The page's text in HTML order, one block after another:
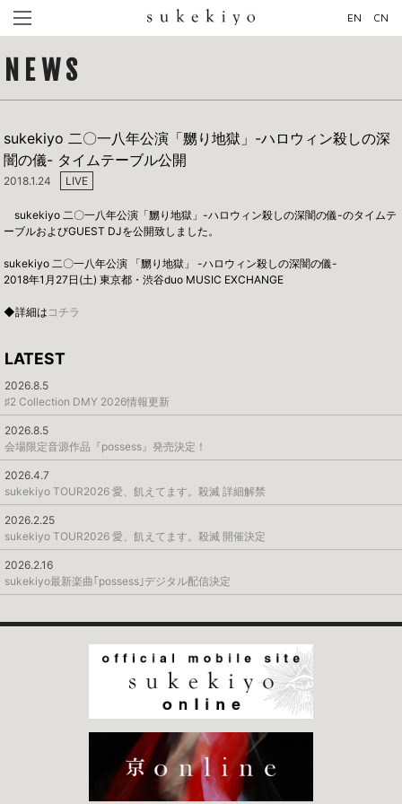
EN CN
NEWS
sukekiyo 二〇一八年公演「嬲り地獄」-ハロウィン殺しの深
闇の儀- タイムテーブル公開
2018.1.24 LIVE
sukekiyo 二〇一八年公演「嬲り地獄」-ハロウィン殺しの深闇の儀-のタイムテ
ーブルおよびGUEST DJを公開致しました。
sukekiyo 二〇一八年公演 「嬲り地獄」 -ハロウィン殺しの深闇の儀-
2018年1月27日(土) 東京都・渋谷duo MUSIC EXCHANGE
◆詳細は コチラ
LATEST
2026.8.5
♯2 Collection DMY 2026情報更新
2026.8.5
会場限定音源作品『possess』発売決定！
2026.4.7
sukekiyo TOUR2026 愛、飢えてます。殺滅 詳細解禁
2026.2.25
sukekiyo TOUR2026 愛、飢えてます。殺滅 開催決定
2026.2.16
sukekiyo最新楽曲｢possess｣デジタル配信決定